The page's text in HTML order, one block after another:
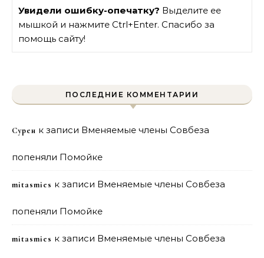
Увидели ошибку-опечатку? Выделите ее
мышкой и нажмите Ctrl+Enter. Спасибо за
помощь сайту!
ПОСЛЕДНИЕ КОММЕНТАРИИ
Сурен к записи Вменяемые члены Совбеза
попеняли Помойке
mitasmies к записи Вменяемые члены Совбеза
попеняли Помойке
mitasmies к записи Вменяемые члены Совбеза